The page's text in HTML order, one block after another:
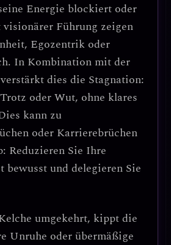
Energie blockiert oder
visionärer Führung zeigen
Egozentrik oder
. In Kombination mit der
dies die Stagnation:
oder Wut, ohne klares
kann zu
oder Karrierebrüchen
Reduzieren Sie Ihre
und delegieren Sie
umgekehrt, kippt die
Unruhe oder übermäßige